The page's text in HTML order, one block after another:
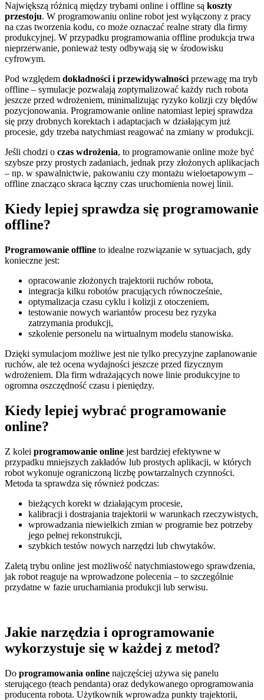
Największą różnicą między trybami online i offline są koszty
przestoju. W programowaniu online robot jest wyłączony z pracy
na czas tworzenia kodu, co może oznaczać realne straty dla firmy
produkcyjnej. W przypadku programowania offline produkcja trwa
nieprzerwanie, ponieważ testy odbywają się w środowisku
cyfrowym.
Pod względem dokładności i przewidywalnościprzewagę ma tryb
offline – symulacje pozwalają zoptymalizować każdy ruch robota
jeszcze przed wdrożeniem, minimalizując ryzyko kolizji czy błędów
pozycjonowania. Programowanie online natomiast lepiej sprawdza
się przy drobnych korektach i adaptacjach w działającym już
procesie, gdy trzeba natychmiast reagować na zmiany w produkcji.
Jeśli chodzi o czas wdrożenia, to programowanie online może być
szybsze przy prostych zadaniach, jednak przy złożonych aplikacjach
– np. w spawalnictwie, pakowaniu czy montażu wieloetapowym –
offline znacząco skraca łączny czas uruchomienia nowej linii.
Kiedy lepiej sprawdza się programowanie
offline?
Programowanie offline to idealne rozwiązanie w sytuacjach, gdy
konieczne jest:
opracowanie złożonych trajektorii ruchów robota,
integracja kilku robotów pracujących równocześnie,
optymalizacja czasu cyklu i kolizji z otoczeniem,
testowanie nowych wariantów procesu bez ryzyka
zatrzymania produkcji,
szkolenie personelu na wirtualnym modelu stanowiska.
Dzięki symulacjom możliwe jest nie tylko precyzyjne zaplanowanie
ruchów, ale też ocena wydajności jeszcze przed fizycznym
wdrożeniem. Dla firm wdrażających nowe linie produkcyjne to
ogromna oszczędność czasu i pieniędzy.
Kiedy lepiej wybrać programowanie
online?
Z kolei programowanie online jest bardziej efektywne w
przypadku mniejszych zakładów lub prostych aplikacji, w których
robot wykonuje ograniczoną liczbę powtarzalnych czynności.
Metoda ta sprawdza się również podczas:
bieżących korekt w działającym procesie,
kalibracji i dostrajania trajektorii w warunkach rzeczywistych,
wprowadzania niewielkich zmian w programie bez potrzeby
jego pełnej rekonstrukcji,
szybkich testów nowych narzędzi lub chwytaków.
Zaletą trybu online jest możliwość natychmiastowego sprawdzenia,
jak robot reaguje na wprowadzone polecenia – to szczególnie
przydatne w fazie uruchamiania produkcji lub serwisu.
Jakie narzędzia i oprogramowanie
wykorzystuje się w każdej z metod?
Do programowania online najczęściej używa się panelu
sterującego (teach pendanta) oraz dedykowanego oprogramowania
producenta robota. Użytkownik wprowadza punkty trajektorii,